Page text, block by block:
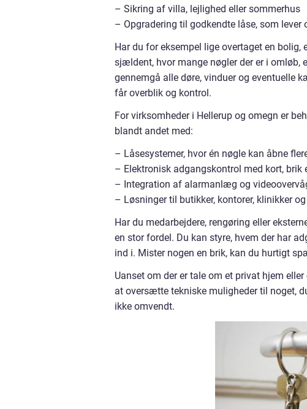
– Sikring af villa, lejlighed eller sommerhus
– Opgradering til godkendte låse, som
Har du for eksempel lige overtaget en
sjældent, hvor mange nøgler der er i omløb,
gennemgå alle døre, vinduer og eventuelle
får overblik og kontrol.
For virksomheder i Hellerup og omegn er
blandt andet med:
– Låsesystemer, hvor én nøgle kan åbne
– Elektronisk adgangskontrol med kort, brik
– Integration af alarmanlæg og
– Løsninger til butikker, kontorer, klinikker
Har du medarbejdere, rengøring eller
en stor fordel. Du kan styre, hvem der har
ind i. Mister nogen en brik, kan du hurtigt
Uanset om der er tale om et privat hjem
at oversætte tekniske muligheder til noget,
ikke omvendt.